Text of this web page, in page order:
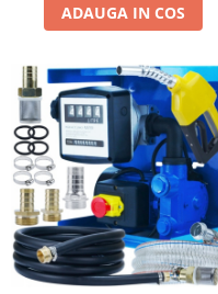
ADAUGA IN COS